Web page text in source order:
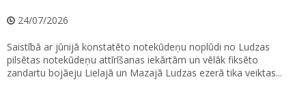
24/07/2026
Saistībā ar jūnijā konstatēto notekūdeņu noplūdi no Ludzas
pilsētas notekūdeņu attīrīšanas iekārtām un vēlāk fiksēto
zandartu bojāeju Lielajā un Mazajā Ludzas ezerā tika veiktas...